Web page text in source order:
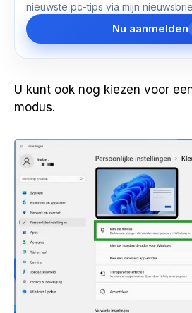
nieuwste pc-tips via mijn
Nu aanmelden
U kunt ook nog kiezen voor
modus.